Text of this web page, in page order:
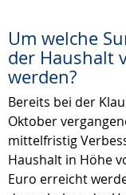
Um welche
der Haushalt
werden?
Bereits bei der
Oktober
mittelfristig
Haushalt in Höhe
Euro erreicht